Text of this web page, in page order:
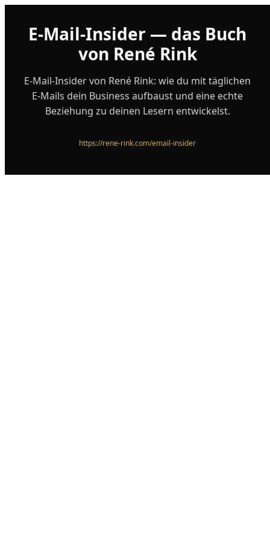
E-Mail-Insider — das Buch
von René Rink
E-Mail-Insider von René Rink: wie du mit täglichen
E-Mails dein Business aufbaust und eine echte
Beziehung zu deinen Lesern entwickelst.
https://rene-rink.com/email-insider